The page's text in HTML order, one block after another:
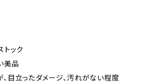
ック
美品
目立ったダメージ、汚れがない程度